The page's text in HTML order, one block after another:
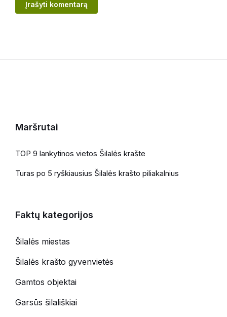
Maršrutai
TOP 9 lankytinos vietos Šilalės krašte
Turas po 5 ryškiausius Šilalės krašto piliakalnius
Faktų kategorijos
Šilalės miestas
Šilalės krašto gyvenvietės
Gamtos objektai
Garsūs šilališkiai